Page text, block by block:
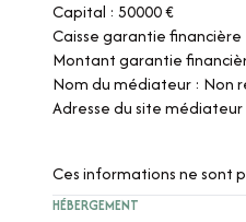
Capital : 50000 €
Caisse garantie financière
Montant garantie
Nom du médiateur : Non
Adresse du site
Ces informations ne sont
HÉBERGEMENT